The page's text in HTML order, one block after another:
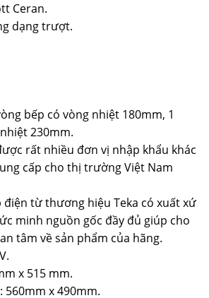
Ceran.
dạng trượt.
bếp có vòng nhiệt 180mm, 1
230mm.
rất nhiều đơn vị nhập khẩu khác
cấp cho thị trường Việt Nam
điện từ thương hiệu Teka có xuất xứ
minh nguồn gốc đầy đủ giúp cho
tâm về sản phẩm của hãng.
x 515 mm.
x 490mm.